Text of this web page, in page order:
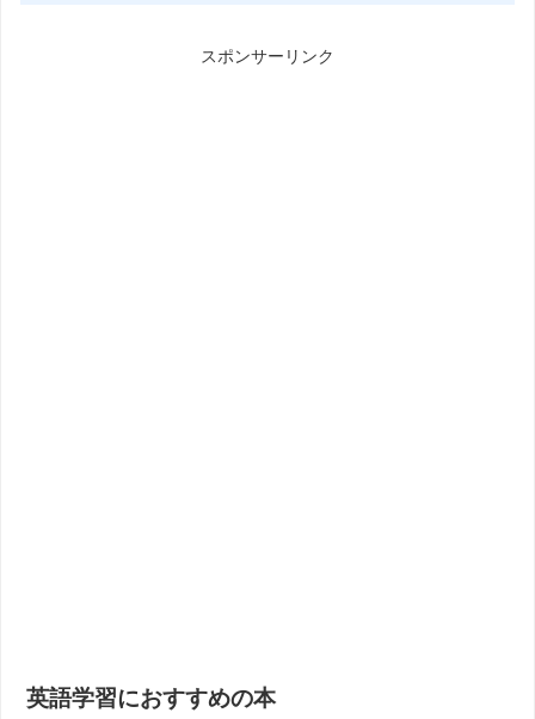
スポンサーリンク
英語学習におすすめの本